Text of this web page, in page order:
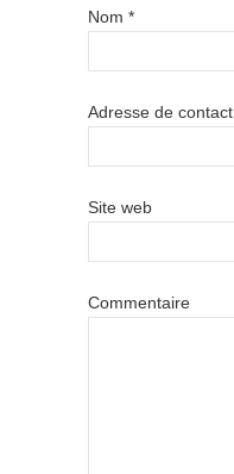
Nom *
Adresse de contact
Site web
Commentaire